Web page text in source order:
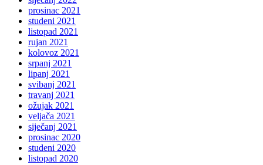
prosinac 2021
studeni 2021
listopad 2021
rujan 2021
kolovoz 2021
srpanj 2021
lipanj 2021
svibanj 2021
travanj 2021
ožujak 2021
veljača 2021
siječanj 2021
prosinac 2020
studeni 2020
listopad 2020